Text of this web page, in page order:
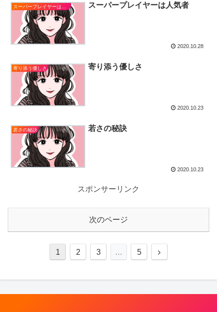
スーパープレイヤーは人気者 スーパープレイヤーは人気者
2020.10.28
寄り添う優しさ 寄り添う優しさ
2020.10.23
若さの秘訣 若さの秘訣
2020.10.23
スポンサーリンク
次のページ
1 2 3 … 5